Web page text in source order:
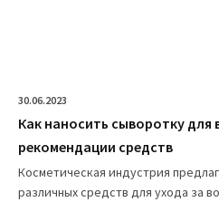
30.06.2023
Как наносить сыворотку для
рекомендации средств
Косметическая индустрия
различных средств для ухода за